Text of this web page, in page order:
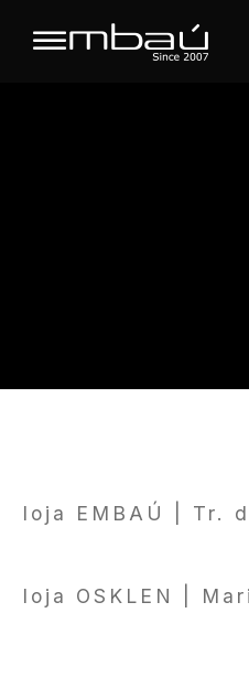
loja EMBAÚ | Tr.
loja OSKLEN |